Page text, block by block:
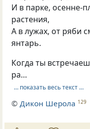
И в парке, осенне-
растения,
А в лужах, от ряби
янтарь.
Когда ты
ра…
… показать весь текст …
©Дикон Шерола 129